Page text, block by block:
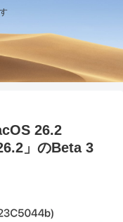
26.2
」のBeta 3